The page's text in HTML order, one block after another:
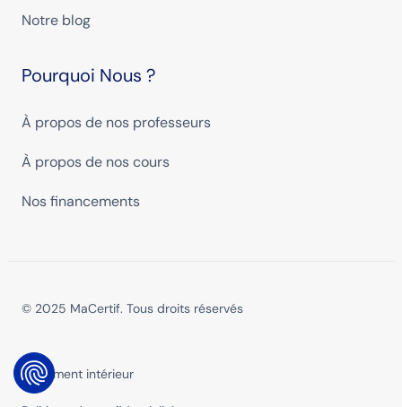
Notre blog
Pourquoi Nous ?
À propos de nos professeurs
À propos de nos cours
Nos financements
© 2025 MaCertif. Tous droits réservés
Réglement intérieur